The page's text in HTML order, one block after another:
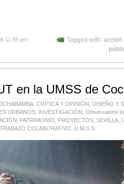
11:49 pm Tagged with: acción
en la UMSS de
CRÍTICA Y OPINIÓN
DISEÑO Y
URBANOS INVESTIGACIÓN Observatorio
PATRIMONIO PROYECTOS
TRABAJO COLABORATIVO U.M.S.S.